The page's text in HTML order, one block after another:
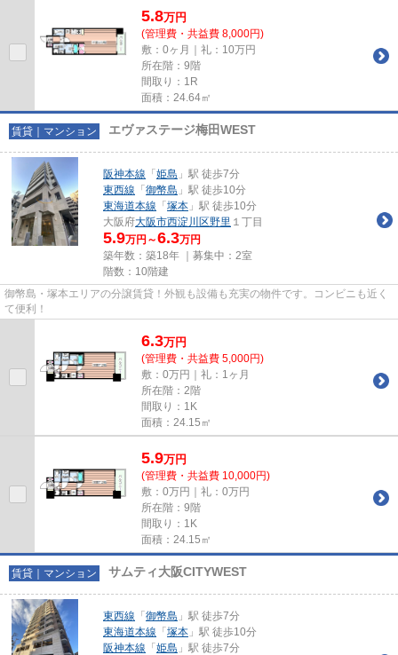
5.8万円
(管理費・共益費 8,000円)
敷：0ヶ月｜礼：10万円
所在階：9階
間取り：1R
面積：24.64㎡
賃貸｜マンション エヴァステージ梅田WEST
阪神本線 「 姫島 」駅 徒歩7分
東西線 「 御幣島 」駅 徒歩10分
東海道本線 「 塚本 」駅 徒歩10分
大阪府大阪市西淀川区野里 １丁目
5.9万円～6.3万円
築年数：築18年 ｜募集中： 2室
階数：10階建
御幣島・塚本エリアの分譲賃貸！外観も設備も充実の物件です。コンビニも近く
て便利！
6.3万円
(管理費・共益費 5,000円)
敷：0万円｜礼：1ヶ月
所在階：2階
間取り：1K
面積：24.15㎡
5.9万円
(管理費・共益費 10,000円)
敷：0万円｜礼：0万円
所在階：9階
間取り：1K
面積：24.15㎡
賃貸｜マンション サムティ大阪CITYWEST
東西線 「 御幣島 」駅 徒歩7分
東海道本線 「 塚本 」駅 徒歩10分
阪神本線 「 姫島 」駅 徒歩7分